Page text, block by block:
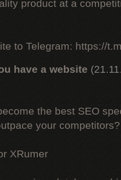
product at a
to Telegram: https://
have a website
the best SEO
your competitors?
XRumer